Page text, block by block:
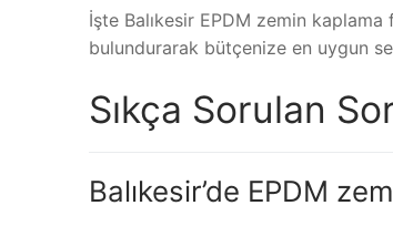
İşte Balıkesir EPDM zemin
bulundurarak bütçenize en uygun
Sıkça Sorulan
Balıkesir’de EPDM